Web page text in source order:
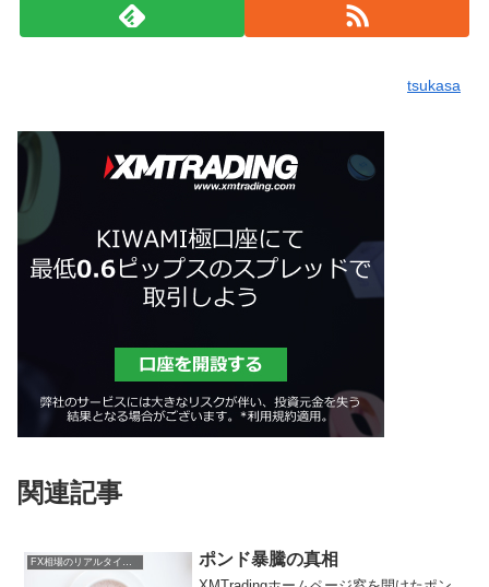
tsukasa
関連記事
FX相場のリアルタイム情報 ポンド暴騰の真相